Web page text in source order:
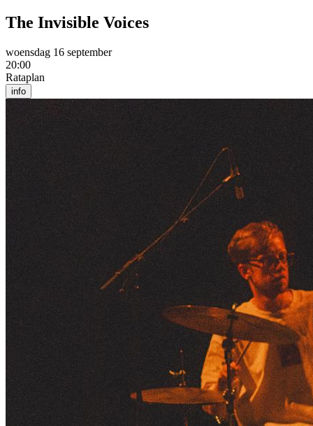
The Invisible Voices
woensdag 16 september
20:00
Rataplan
info